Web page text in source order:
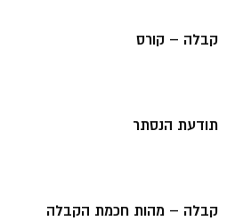
קבלה – קורס
תודעת הנסתר
קבלה – מהות חכמת הקבלה